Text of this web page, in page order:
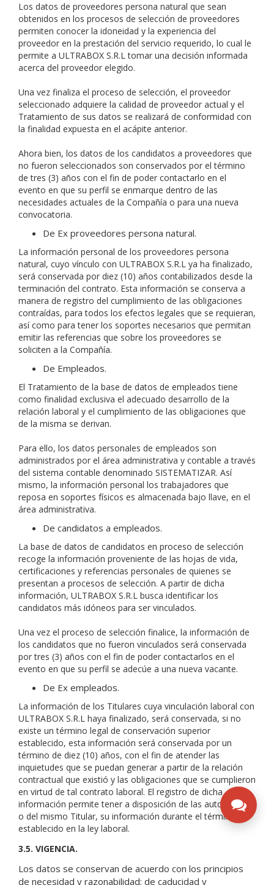
Los datos de proveedores persona natural que sean
obtenidos en los procesos de selección de proveedores
permiten conocer la idoneidad y la experiencia del
proveedor en la prestación del servicio requerido, lo cual le
permite a ULTRABOX S.R.L tomar una decisión informada
acerca del proveedor elegido.
Una vez finaliza el proceso de selección, el proveedor
seleccionado adquiere la calidad de proveedor actual y el
Tratamiento de sus datos se realizará de conformidad con
la finalidad expuesta en el acápite anterior.
Ahora bien, los datos de los candidatos a proveedores que
no fueron seleccionados son conservados por el término
de tres (3) años con el fin de poder contactarlo en el
evento en que su perfil se enmarque dentro de las
necesidades actuales de la Compañía o para una nueva
convocatoria.
De Ex proveedores persona natural.
La información personal de los proveedores persona
natural, cuyo vínculo con ULTRABOX S.R.L ya ha finalizado,
será conservada por diez (10) años contabilizados desde la
terminación del contrato. Esta información se conserva a
manera de registro del cumplimiento de las obligaciones
contraídas, para todos los efectos legales que se requieran,
así como para tener los soportes necesarios que permitan
emitir las referencias que sobre los proveedores se
soliciten a la Compañía.
De Empleados.
El Tratamiento de la base de datos de empleados tiene
como finalidad exclusiva el adecuado desarrollo de la
relación laboral y el cumplimiento de las obligaciones que
de la misma se derivan.
Para ello, los datos personales de empleados son
administrados por el área administrativa y contable a través
del sistema contable denominado SISTEMATIZAR. Así
mismo, la información personal los trabajadores que
reposa en soportes físicos es almacenada bajo llave, en el
área administrativa.
De candidatos a empleados.
La base de datos de candidatos en proceso de selección
recoge la información proveniente de las hojas de vida,
certificaciones y referencias personales de quienes se
presentan a procesos de selección. A partir de dicha
información, ULTRABOX S.R.L busca identificar los
candidatos más idóneos para ser vinculados.
Una vez el proceso de selección finalice, la información de
los candidatos que no fueron vinculados será conservada
por tres (3) años con el fin de poder contactarlos en el
evento en que su perfil se adecúe a una nueva vacante.
De Ex empleados.
La información de los Titulares cuya vinculación laboral con
ULTRABOX S.R.L haya finalizado, será conservada, si no
existe un término legal de conservación superior
establecido, esta información será conservada por un
término de diez (10) años, con el fin de atender las
inquietudes que se puedan generar a partir de la relación
contractual que existió y las obligaciones que se cumplieron
en virtud de tal contrato laboral. El registro de dicha
información permite tener a disposición de las autoridades,
o del mismo Titular, su información durante el término
establecido en la ley laboral.
3.5. VIGENCIA.
Los datos se conservan de acuerdo con los principios
de necesidad y razonabilidad; de caducidad y